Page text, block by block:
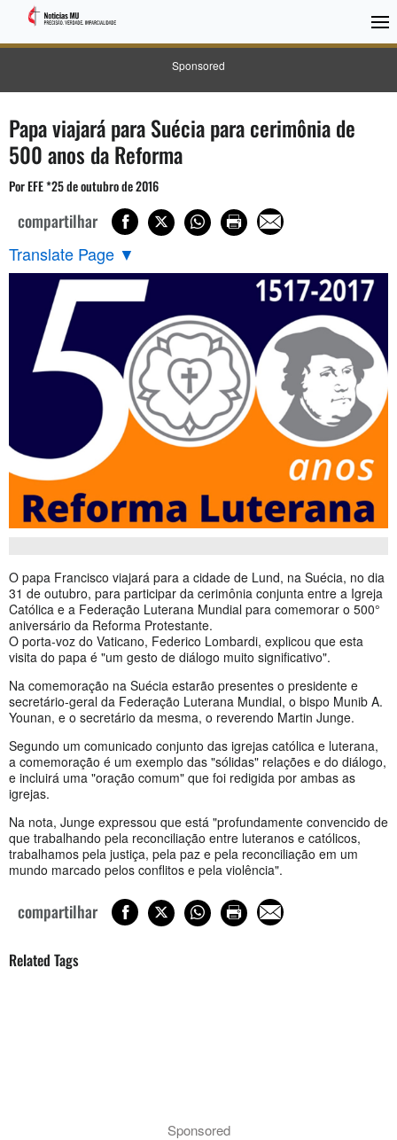
Sponsored
Papa viajará para Suécia para cerimônia de
500 anos da Reforma
Por EFE *25 de outubro de 2016
compartilhar
Translate Page ▼
O papa Francisco viajará para a cidade de Lund, na Suécia, no dia
31 de outubro, para participar da cerimônia conjunta entre a Igreja
Católica e a Federação Luterana Mundial para comemorar o 500°
aniversário da Reforma Protestante.
O porta-voz do Vaticano, Federico Lombardi, explicou que esta
visita do papa é "um gesto de diálogo muito significativo".
Na comemoração na Suécia estarão presentes o presidente e
secretário-geral da Federação Luterana Mundial, o bispo Munib A.
Younan, e o secretário da mesma, o reverendo Martin Junge.
Segundo um comunicado conjunto das igrejas católica e luterana,
a comemoração é um exemplo das "sólidas" relações e do diálogo,
e incluirá uma "oração comum" que foi redigida por ambas as
igrejas.
Na nota, Junge expressou que está "profundamente convencido de
que trabalhando pela reconciliação entre luteranos e católicos,
trabalhamos pela justiça, pela paz e pela reconciliação em um
mundo marcado pelos conflitos e pela violência".
compartilhar
Related Tags
Sponsored